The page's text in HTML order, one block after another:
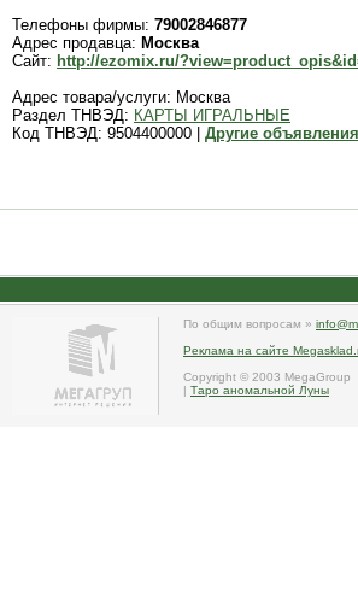
Телефоны фирмы: 79002846877
Адрес продавца: Москва
Сайт: http://ezomix.ru/
Адрес товара/услуги: Москва
Раздел ТНВЭД: КАРТЫ ИГРАЛЬНЫЕ
Код ТНВЭД: 9504400000 | Другие
По общим вопросам »
Реклама на сайте
Copyright © 2003 MegaGroup
| Таро аномальной Луны